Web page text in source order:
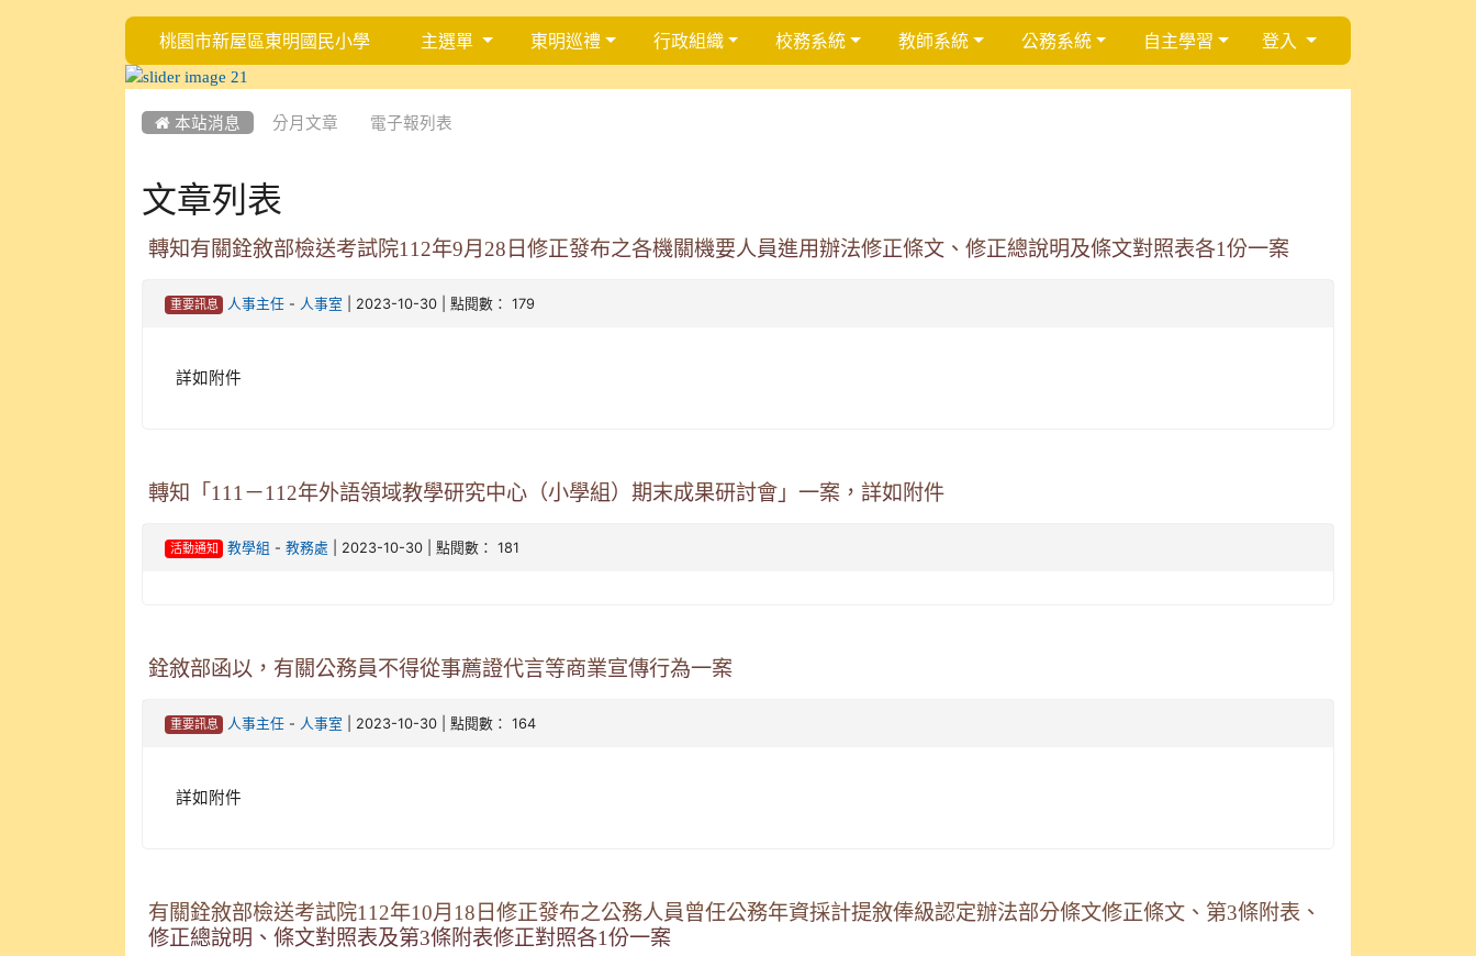
桃園市新屋區東明國民小學 主選單 東明巡禮 行政組織 校務系統 教師系統 公務系統 自主學習 登入
 本站消息 分月文章 電子報列表
文章列表
轉知有關銓敘部檢送考試院112年9月28日修正發布之各機關機要人員進用辦法修正條文、修正總說明及條文對照表各1份一案
重要訊息 人事主任 - 人事室 | 2023-10-30 | 點閱數： 179
詳如附件
轉知「111－112年外語領域教學研究中心（小學組）期末成果研討會」一案，詳如附件
活動通知 教學組 -教務處 | 2023-10-30 | 點閱數： 181
銓敘部函以，有關公務員不得從事薦證代言等商業宣傳行為一案
重要訊息 人事主任 - 人事室 | 2023-10-30 | 點閱數： 164
詳如附件
有關銓敘部檢送考試院112年10月18日修正發布之公務人員曾任公務年資採計提敘俸級認定辦法部分條文修正條文、第3條附表、
修正總說明、條文對照表及第3條附表修正對照各1份一案